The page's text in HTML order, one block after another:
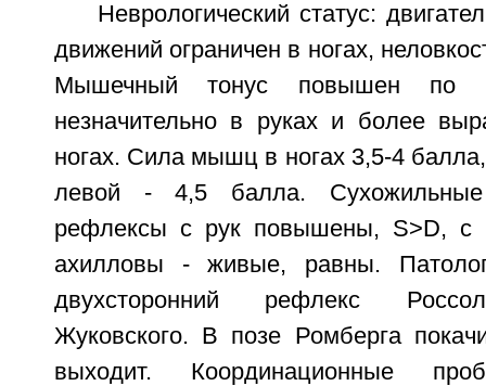
Неврологический статус:
движений ограничен в ногах,
Мышечный тонус повышен по
незначительно в руках и более
ногах. Сила мышц в ногах 3,5-4
левой - 4,5 балла.
рефлексы с рук повышены, S>D, с
ахилловы - живые, равны.
двухсторонний рефлекс
Жуковского. В позе Ромберга
выходит. Координационные